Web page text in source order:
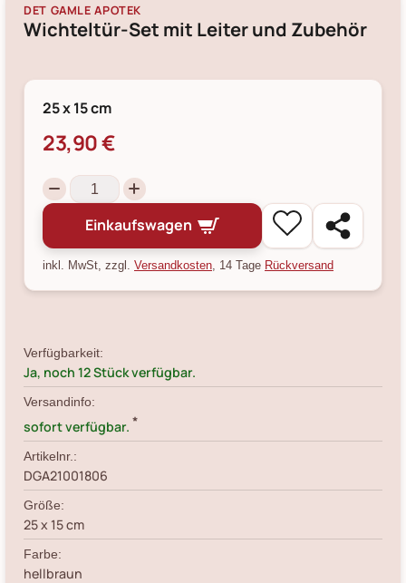
DET GAMLE APOTEK
Wichteltür-Set mit Leiter und Zubehör
25 x 15 cm
23,90 €
Einkaufswagen
inkl. MwSt, zzgl. Versandkosten, 14 Tage Rückversand
Verfügbarkeit:
Ja, noch 12 Stück verfügbar.
Versandinfo:
sofort verfügbar. *
Artikelnr.:
DGA21001806
Größe:
25 x 15 cm
Farbe:
hellbraun